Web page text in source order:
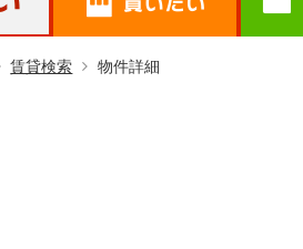
賃貸検索 物件詳細